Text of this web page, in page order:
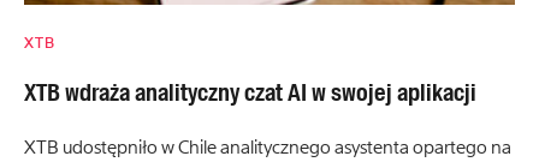
XTB
XTB wdraża analityczny czat AI w swojej aplikacji
XTB udostępniło w Chile analitycznego asystenta opartego na